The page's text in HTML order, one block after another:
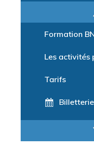
Parcours
Horaires